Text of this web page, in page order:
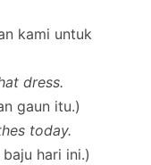
kami untuk
dress.
gaun itu.)
today.
hari ini.)